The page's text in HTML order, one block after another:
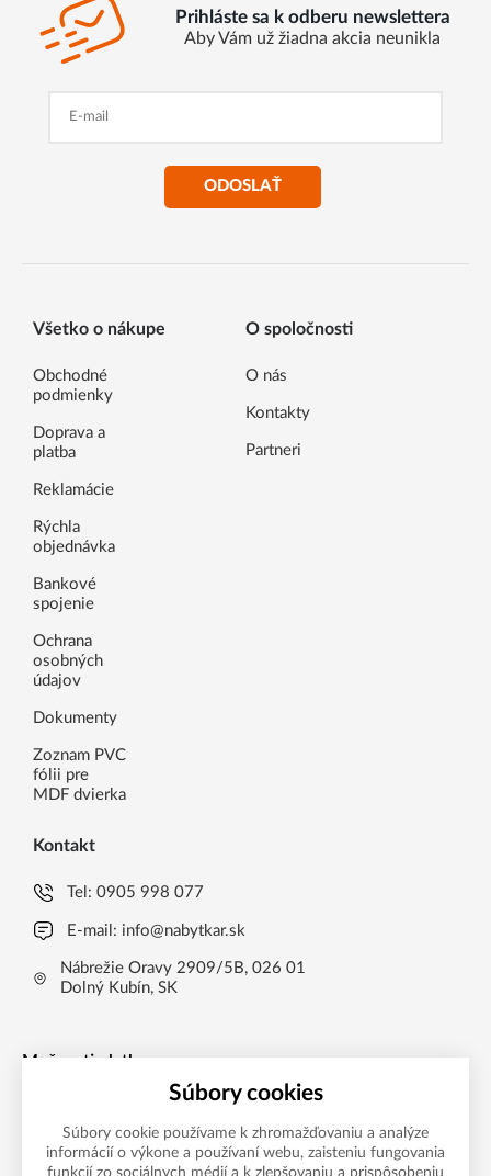
Prihláste sa k odberu newslettera
Aby Vám už žiadna akcia neunikla
ODOSLAŤ
Všetko o nákupe
Obchodné
podmienky
Doprava a
platba
Reklamácie
Rýchla
objednávka
Bankové
spojenie
Ochrana
osobných
údajov
Dokumenty
Zoznam PVC
fólii pre
MDF dvierka
O spoločnosti
O nás
Kontakty
Partneri
Kontakt
Tel:0905 998 077
E-mail: info@nabytkar.sk
Nábrežie Oravy 2909/5B, 026 01
Dolný Kubín, SK
Možnosti platby
Súbory cookies
Súbory cookie používame k zhromažďovaniu a analýze
informácií o výkone a používaní webu, zaisteniu fungovania
funkcií zo sociálnych médií a k zlepšovaniu a prispôsobeniu